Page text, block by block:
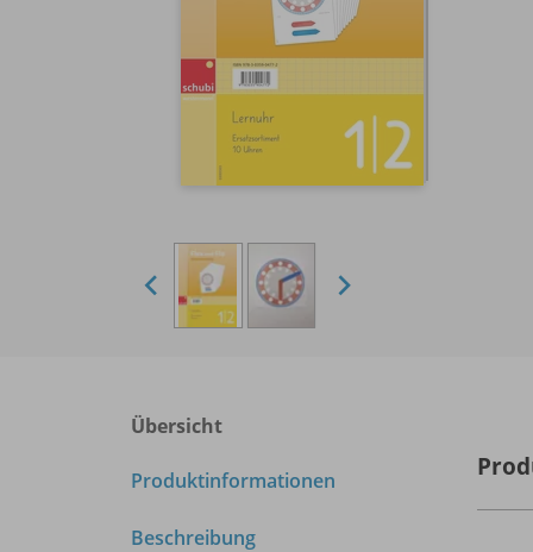
Übersicht
Produktinformationen
Beschreibung